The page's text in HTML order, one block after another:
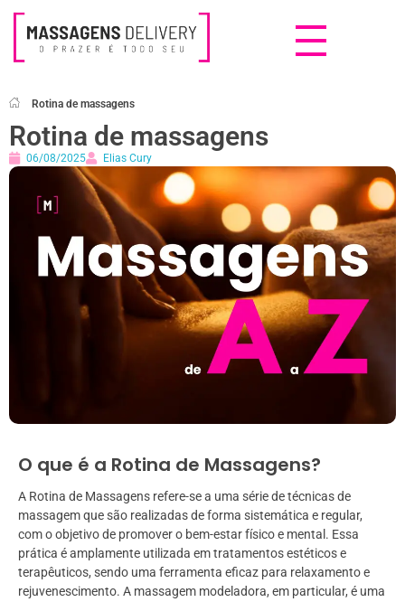
Rotina de massagens
Rotina de massagens
06/08/2025 Elias Cury
O que é a Rotina de Massagens?
A Rotina de Massagens refere-se a uma série de técnicas de
massagem que são realizadas de forma sistemática e regular,
com o objetivo de promover o bem-estar físico e mental. Essa
prática é amplamente utilizada em tratamentos estéticos e
terapêuticos, sendo uma ferramenta eficaz para relaxamento e
rejuvenescimento. A massagem modeladora, em particular, é uma